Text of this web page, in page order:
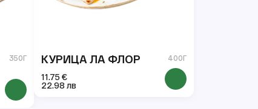
350Г КУРИЦА ЛА ФЛОР 400Г
11.75 €
22.98 лв